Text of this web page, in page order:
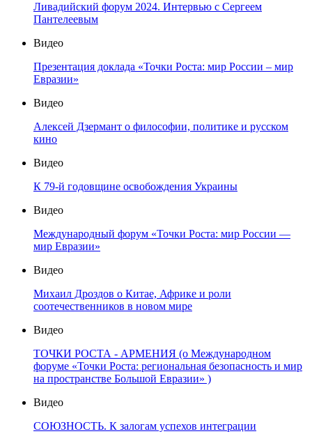
Ливадийский форум 2024. Интервью с Сергеем
Пантелеевым
Видео
Презентация доклада «Точки Роста: мир России – мир
Евразии»
Видео
Алексей Дзермант о философии, политике и русском
кино
Видео
К 79-й годовщине освобождения Украины
Видео
Международный форум «Точки Роста: мир России —
мир Евразии»
Видео
Михаил Дроздов о Китае, Африке и роли
соотечественников в новом мире
Видео
ТОЧКИ РОСТА - АРМЕНИЯ (о Международном
форуме «Точки Роста: региональная безопасность и мир
на пространстве Большой Евразии» )
Видео
СОЮЗНОСТЬ. К залогам успехов интеграции